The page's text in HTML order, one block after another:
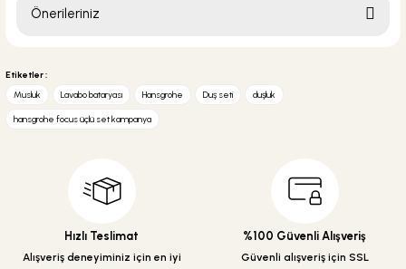
Önerileriniz
yetersiz gördüğünüz noktaları öneri formunu kullanarak tarafımıza
Görüş ve önerileriniz için teşekkür ederiz.
Ürün açıklamasında eksik bilgiler bulunuyor.
Ürün bilgilerinde hatalar bulunuyor.
Bu ürüne benzer farklı alternatifler olmalı.
Etiketler :
Musluk
Lavabo bataryası Hansgrohe Duş seti duşluk
hansgrohe focus üçlü set kampanya
Hızlı Teslimat
Alışveriş deneyiminiz için en iyi
%100 Güvenli Alışveriş
Güvenli alışveriş için SSL